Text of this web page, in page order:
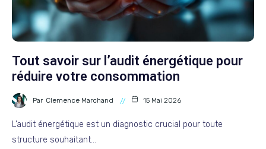
Tout savoir sur l’audit énergétique pour
réduire votre consommation
Par Clemence Marchand 15 Mai 2026
L’audit énergétique est un diagnostic crucial pour toute
structure souhaitant…